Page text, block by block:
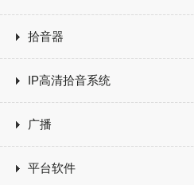
拾音器
IP高清拾音系统
广播
平台软件